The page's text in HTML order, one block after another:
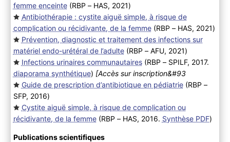
femme enceinte(RBP – HAS, 2021)
Antibiothérapie : cystite aiguë simple, à risque de
complication ou récidivante, de la femme(RBP – HAS, 2021)
Prévention, diagnostic et traitement des infections sur
matériel endo-urétéral de l’adulte(RBP – AFU, 2021)
Infections urinaires communautaires(RBP – SPILF, 2017.
diaporama synthétique) [Accès sur inscription&#93
Guide de prescription d’antibiotique en pédiatrie(RBP –
SFP, 2016)
Cystite aiguë simple, à risque de complication ou
récidivante, de la femme(RBP – HAS, 2016. Synthèse PDF)
Publications scientifiques